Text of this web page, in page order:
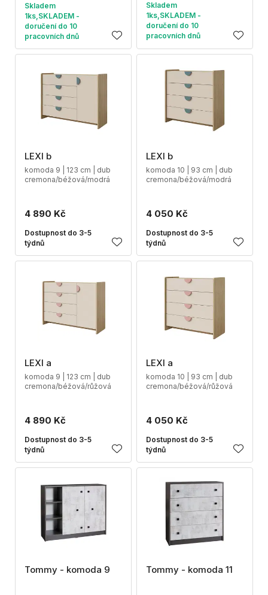
Skladem
1ks,SKLADEM -
doručení do 10
pracovních dnů
Skladem
1ks,SKLADEM -
doručení do 10
pracovních dnů
LEXI b
komoda 9 | 123 cm | dub
cremona/béžová/modrá
4 890 Kč
Dostupnost do 3-5
týdnů
LEXI b
komoda 10 | 93 cm | dub
cremona/béžová/modrá
4 050 Kč
Dostupnost do 3-5
týdnů
LEXI a
komoda 9 | 123 cm | dub
cremona/béžová/růžová
4 890 Kč
Dostupnost do 3-5
týdnů
LEXI a
komoda 10 | 93 cm | dub
cremona/béžová/růžová
4 050 Kč
Dostupnost do 3-5
týdnů
Tommy - komoda 9 Tommy - komoda 11